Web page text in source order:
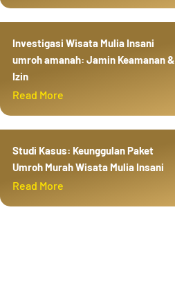
Investigasi Wisata Mulia Insani
umroh amanah: Jamin Keamanan &
Izin
Read More
Studi Kasus: Keunggulan Paket
Umroh Murah Wisata Mulia Insani
Read More